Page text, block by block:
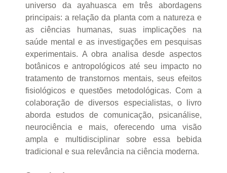
universo da ayahuasca em três abordagens
principais: a relação da planta com a natureza e
as ciências humanas, suas implicações na
saúde mental e as investigações em pesquisas
experimentais. A obra analisa desde aspectos
botânicos e antropológicos até seu impacto no
tratamento de transtornos mentais, seus efeitos
fisiológicos e questões metodológicas. Com a
colaboração de diversos especialistas, o livro
aborda estudos de comunicação, psicanálise,
neurociência e mais, oferecendo uma visão
ampla e multidisciplinar sobre essa bebida
tradicional e sua relevância na ciência moderna.